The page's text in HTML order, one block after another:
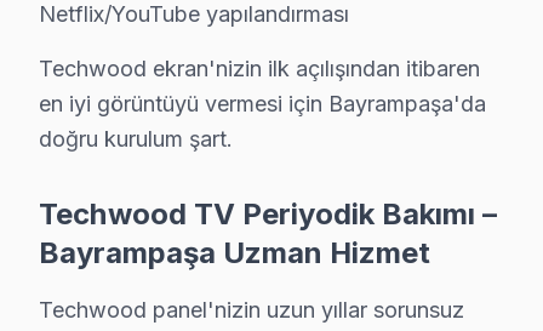
Bayrampaşa'da Techwood servisine ihtiyaç
Bayrampaşa Servisinden Sorular &
Hafta içi ve hafta sonu Cumartesi dahil 09:00–19:00
Techwood panel değişimi arıza kapsamına göre
Netflix/YouTube yapılandırması
Techwood ekran'nizin ilk açılışından itibaren
en iyi görüntüyü vermesi için Bayrampaşa'da
doğru kurulum şart.
Techwood TV Periyodik Bakımı –
Bayrampaşa Uzman Hizmet
Techwood panel'nizin uzun yıllar sorunsuz